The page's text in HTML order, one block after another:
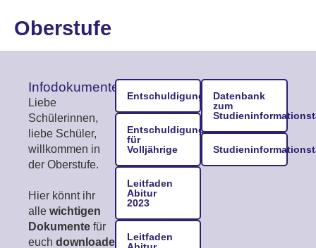
Oberstufe
Infodokumente
Liebe
Schülerinnen,
liebe Schüler,
willkommen in
der Oberstufe.
Hier könnt ihr
alle wichtigen
Dokumente für
euch downloaden
Entschuldigungsformular
Entschuldigungsformular
für
Volljährige
Leitfaden
Abitur
2023
Leitfaden
Datenbank
zum